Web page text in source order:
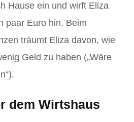
Hause ein und wirft Eliza
paar Euro hin. Beim
träumt Eliza davon, wie
Geld zu haben („Wäre
dem Wirtshaus